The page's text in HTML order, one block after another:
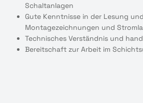
Schaltanlagen
Gute Kenntnisse in der Lesung
Montagezeichnungen und
Technisches Verständnis und
Bereitschaft zur Arbeit im